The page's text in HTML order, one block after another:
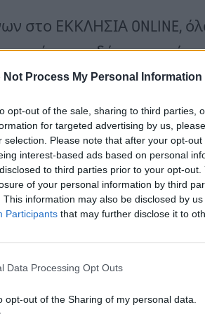
Not Process My Personal Information
opt-out of the sale, sharing to third parties,
for targeted advertising by us,
selection. Please note that after your opt-
interest-based ads based on personal
to third parties prior to your opt-
of your personal information by third
This information may also be disclosed by
Participants that may further disclose it to
Data Processing Opt Outs
opt-out of the Sharing of my personal data.
στο ΕΚΚΛΗΣΙΑ ONLINE,
πρώτο παιδάκι, η νονά
όσο διαρκούσε η βάπτιση
και ήθελε να το
τον 63χρονο
τελούμε μυστήριο, δεν
νονά και της
εάν το παιδί δεν έπαιζε με
ιερέα να διώχνει την